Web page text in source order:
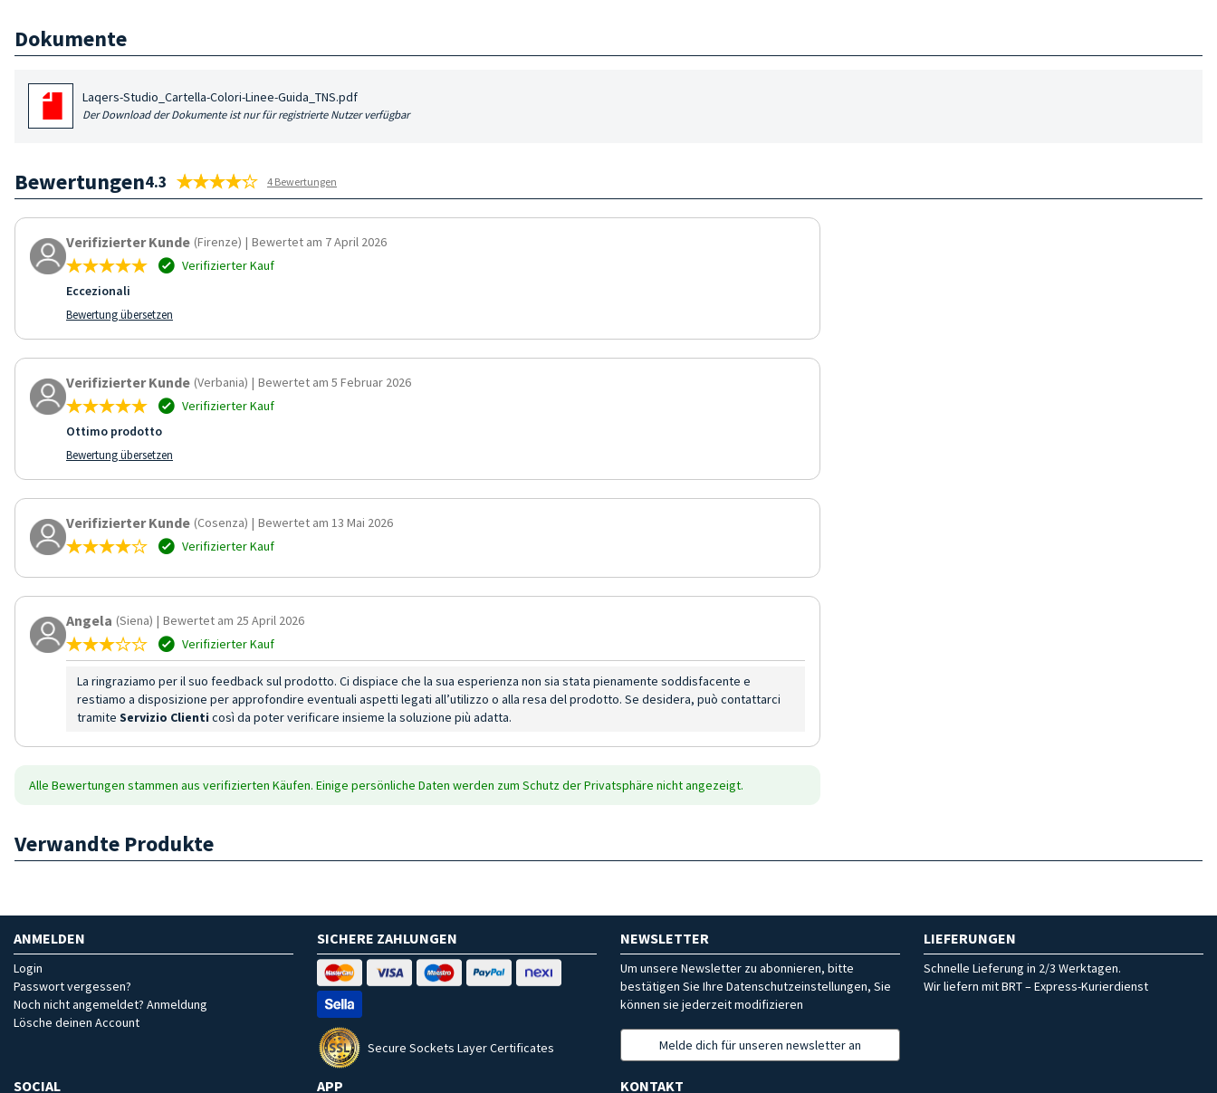
Dokumente
Laqers-Studio_Cartella-Colori-Linee-Guida_TNS.pdf
Der Download der Dokumente ist nur für registrierte Nutzer verfügbar
Bewertungen4.3 4 Bewertungen
Verifizierter Kunde (Firenze) | Bewertet am 7 April 2026
Verifizierter Kauf
Eccezionali
Bewertung übersetzen
Verifizierter Kunde (Verbania) | Bewertet am 5 Februar 2026
Verifizierter Kauf
Ottimo prodotto
Bewertung übersetzen
Verifizierter Kunde (Cosenza) | Bewertet am 13 Mai 2026
Verifizierter Kauf
Angela (Siena) | Bewertet am 25 April 2026
Verifizierter Kauf
La ringraziamo per il suo feedback sul prodotto. Ci dispiace che la sua esperienza non sia stata pienamente soddisfacente e
restiamo a disposizione per approfondire eventuali aspetti legati all’utilizzo o alla resa del prodotto. Se desidera, può contattarci
tramite Servizio Clienti così da poter verificare insieme la soluzione più adatta.
Alle Bewertungen stammen aus verifizierten Käufen. Einige persönliche Daten werden zum Schutz der Privatsphäre nicht angezeigt.
Verwandte Produkte
ANMELDEN
Login
Passwort vergessen?
Noch nicht angemeldet? Anmeldung
Lösche deinen Account
SICHERE ZAHLUNGEN
Secure Sockets Layer Certificates
NEWSLETTER
Um unsere Newsletter zu abonnieren, bitte
bestätigen Sie Ihre Datenschutzeinstellungen, Sie
können sie jederzeit modifizieren
Melde dich für unseren newsletter an
LIEFERUNGEN
Schnelle Lieferung in 2/3 Werktagen.
Wir liefern mit BRT – Express-Kurierdienst
SOCIAL APP KONTAKT